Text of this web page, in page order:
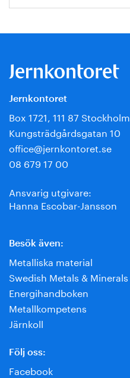
Jernkontoret
Box 1721, 111 87 Stockholm
Kungsträdgårdsgatan 10
office@jernkontoret.se
08 679 17 00
Ansvarig utgivare:
Hanna Escobar-Jansson
Besök även:
Metalliska material
Swedish Metals & Minerals
Energihandboken
Metallkompetens
Järnkoll
Följ oss:
Facebook